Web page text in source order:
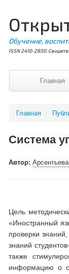
Обучение,
ISSN 2410-2830.
Главная
Главная /
Система
Автор:
Цель
«Иностранный
проверки
знаний
также
информацию о